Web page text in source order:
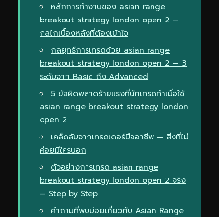
หลักการทำงานของ asian range
breakout strategy london open 2 —
กลไกเบื้องหลังที่ต้องเข้าใจ
กลยุทธ์การเทรดด้วย asian range
breakout strategy london open 2 — 3
ระดับจาก Basic ถึง Advanced
5 ข้อผิดพลาดร้ายแรงที่นักเทรดทำเมื่อใช้
asian range breakout strategy london
open 2
เคล็ดลับจากเทรดเดอร์มืออาชีพ — สิ่งที่ไม่
ค่อยมีใครบอก
ตัวอย่างการเทรด asian range
breakout strategy london open 2 จริง
— Step by Step
คำถามที่พบบ่อยเกี่ยวกับ Asian Range